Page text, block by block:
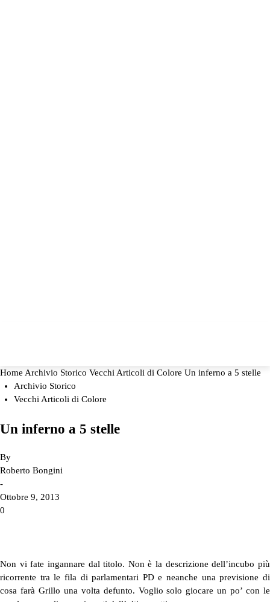
Home Archivio Storico Vecchi Articoli di Colore Un inferno a 5 stelle
Archivio Storico
Vecchi Articoli di Colore
Un inferno a 5 stelle
By
Roberto Bongini
-
Ottobre 9, 2013
0
Non vi fate ingannare dal titolo. Non è la descrizione dell’incubo più
ricorrente tra le fila di parlamentari PD e neanche una previsione di
cosa farà Grillo una volta defunto. Voglio solo giocare un po’ con le